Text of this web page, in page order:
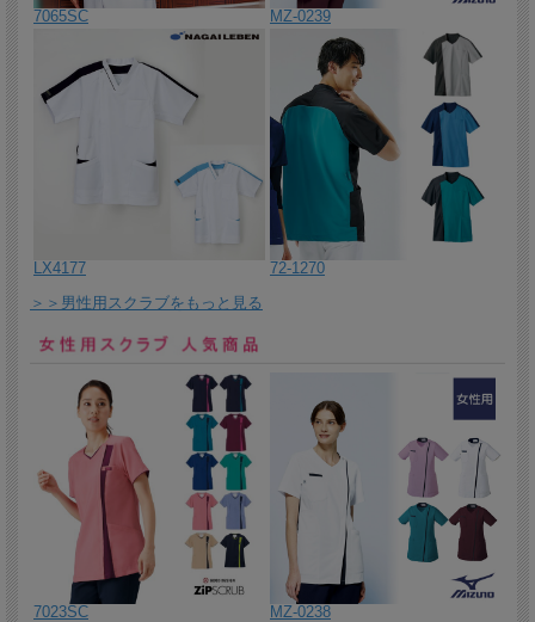
時間の着用でも疲れにくいストレスフリーのブラウスです。気にな
る紫外線対策もバッチリ。
2026/5/20 一枚で3通りのアレンジが可能な3WAYブラウス。
2026/5/19 富士ゴムナースのブラックパンプス。
2026/5/18 国境なき医師団とコラボレーションした男女兼用スクラ
ブ。売り上げの一部を寄付し、世界的な規模の天災災害や紛争によ
り厳しい状況に陥った人々を救う、国際支援をすることができま
2026/5/15 大人気ディッキーズシリーズの新提案アイテムであるス
タンドカラー・スキッパータイプの男女兼用スクラブ。
2026/5/14 ディッキーズシリーズの新提案アイテムである、女性ら
しいシルエットが魅力のスタンドカラー・スキッパータイプのレデ
ィーススクラブが登場。
2026/5/13 艶やかなパールが、華やかな品格を生み出すおもてなし
ワンピース。
2026/5/12 艶やかなパールが、華やかな品格を生み出すレディスジ
ャケット。立体感を生むタックデザインです。
2026/5/11 NAJ061パールジャケットのセットのパンツ。ブラウスが
ずり上がりにくい滑り止めテープ付き。
2026/5/8 NAJ061パールジャケットのセットのスカート。
2026/5/7 １枚でスマートに決まる。機能美あふれるトップス。
7065SC MZ-0239
LX4177
72-1270
＞＞男性用スクラブをもっと見る
7023SC MZ-0238